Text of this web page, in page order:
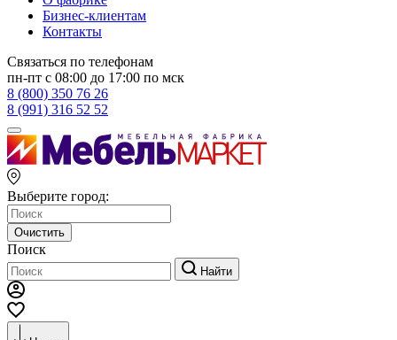
Бизнес-клиентам
Контакты
Связаться по телефонам
пн-пт с 08:00 до 17:00 по мск
8 (800) 350 76 26
8 (991) 316 52 52
Выберите город:
Очистить
Поиск
Найти